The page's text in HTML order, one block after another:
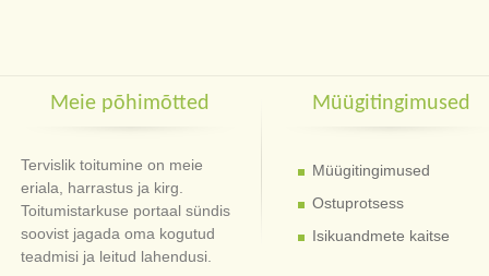
Meie põhimõtted
Tervislik toitumine on meie
eriala, harrastus ja kirg.
Toitumistarkuse portaal sündis
soovist jagada oma kogutud
teadmisi ja leitud lahendusi.
Müügitingimused
Müügitingimused
Ostuprotsess
Isikuandmete kaitse